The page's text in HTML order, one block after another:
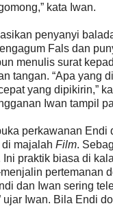
kata Iwan.
penyanyi
Fals dan
menulis surat
tangan. “Apa yang
yang dipikirin,”
Iwan tampil
perkawanan Endi
majalah Film.
praktik biasa di
pertemanan
dan Iwan sering
ujar Iwan. Bila Endi